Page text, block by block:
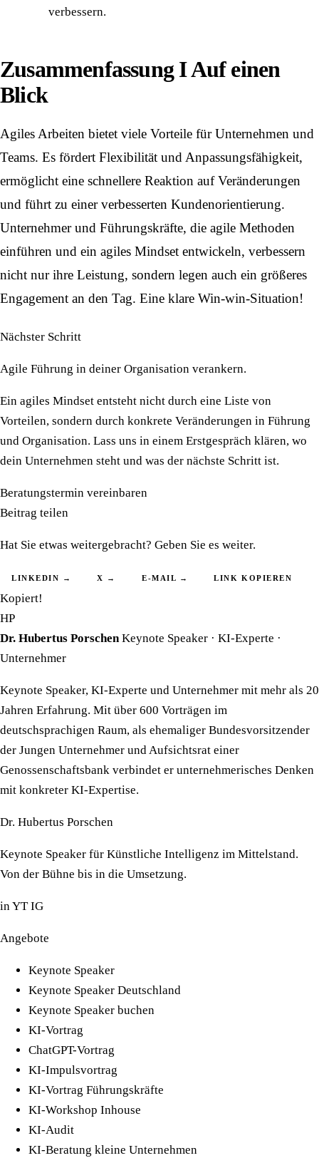
verbessern.
Zusammenfassung I Auf einen
Blick
Agiles Arbeiten bietet viele Vorteile für Unternehmen und
Teams. Es fördert Flexibilität undAnpassungsfähigkeit,
ermöglicht eine schnellere Reaktion auf Veränderungen
und führt zu einer verbesserten Kundenorientierung.
Unternehmer und Führungskräfte, die agile Methoden
einführen und ein agiles Mindset entwickeln, verbessern
nicht nur ihre Leistung, sondern legen auch ein größeres
Engagement an den Tag. Eine klare Win-win-Situation!
Nächster Schritt
Agile Führung in deiner Organisation verankern.
Ein agiles Mindset entsteht nicht durch eine Liste von
Vorteilen, sondern durch konkrete Veränderungen in Führung
und Organisation. Lass uns in einem Erstgespräch klären, wo
dein Unternehmen steht und was der nächste Schritt ist.
Beratungstermin vereinbaren
Beitrag teilen
Hat Sie etwas weitergebracht? Geben Sie es weiter.
LINKEDIN → X → E-MAIL → LINK KOPIEREN
Kopiert!
HP
Dr. Hubertus Porschen Keynote Speaker · KI-Experte ·
Unternehmer
Keynote Speaker, KI-Experte und Unternehmer mit mehr als 20
Jahren Erfahrung. Mit über 600 Vorträgen im
deutschsprachigen Raum, als ehemaliger Bundesvorsitzender
der Jungen Unternehmer und Aufsichtsrat einer
Genossenschaftsbank verbindet er unternehmerisches Denken
mit konkreter KI-Expertise.
Dr. Hubertus Porschen
Keynote Speaker für Künstliche Intelligenz im Mittelstand.
Von der Bühne bis in die Umsetzung.
inYT IG
Angebote
Keynote Speaker
Keynote Speaker Deutschland
Keynote Speaker buchen
KI-Vortrag
ChatGPT-Vortrag
KI-Impulsvortrag
KI-Vortrag Führungskräfte
KI-Workshop Inhouse
KI-Audit
KI-Beratung kleine Unternehmen